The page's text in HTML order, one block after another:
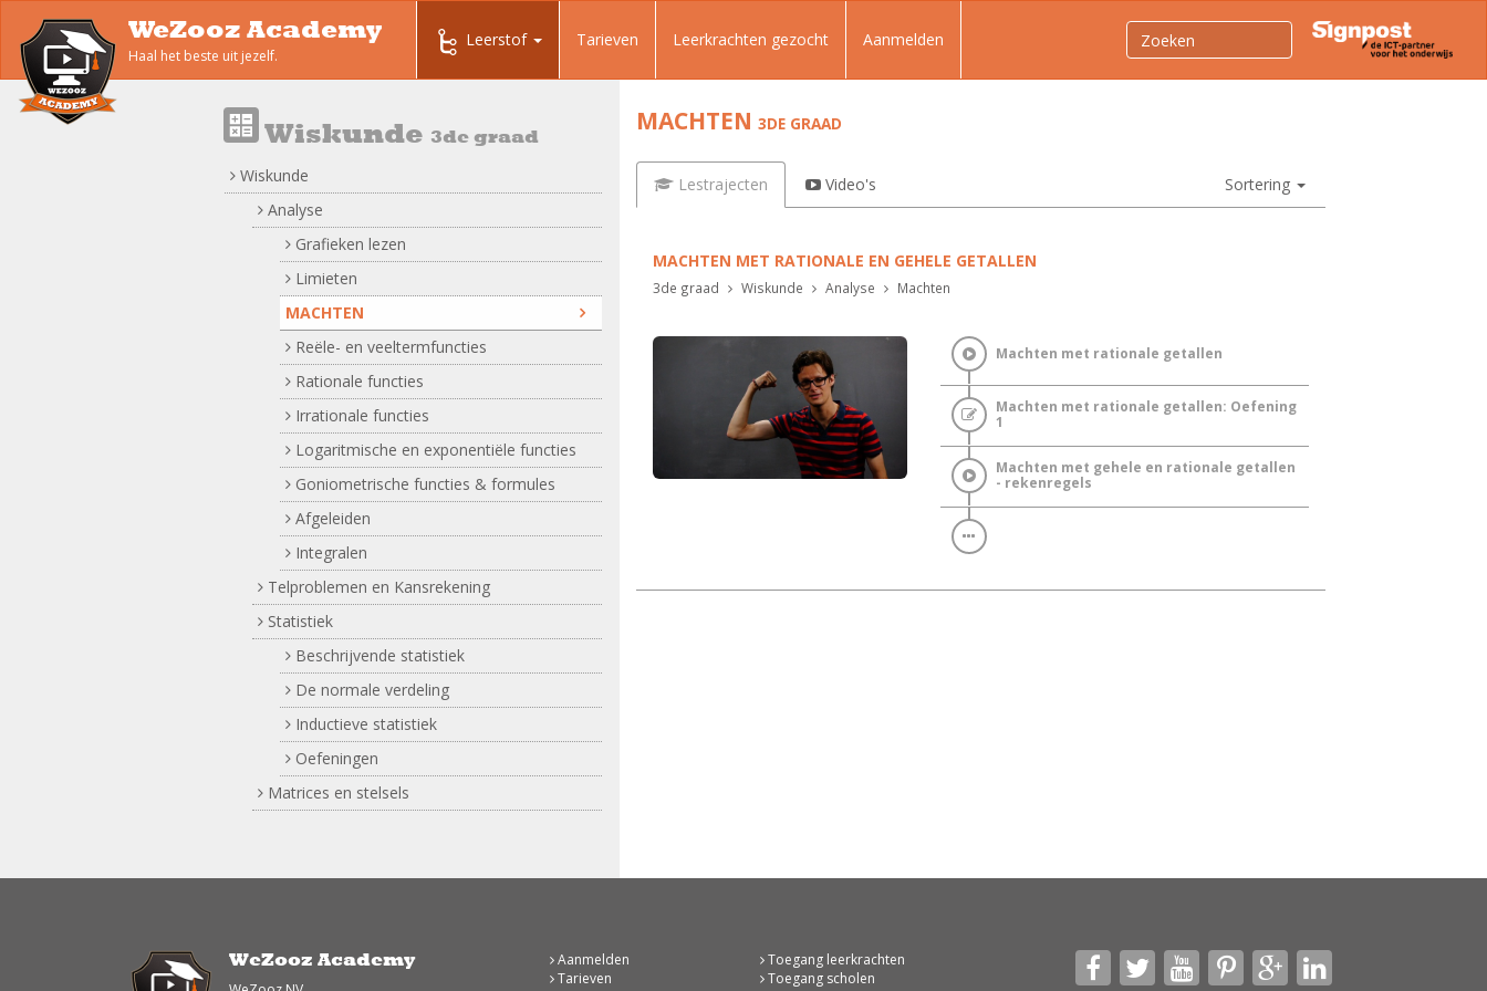
WeZooz Academy
Haal het beste uit jezelf.
Leerstof Tarieven Leerkrachten gezocht Aanmelden
Wiskunde 3de graad
Wiskunde
Analyse
Grafieken lezen
Limieten
MACHTEN
Reële- en veeltermfuncties
Rationale functies
Irrationale functies
Logaritmische en exponentiële functies
Goniometrische functies & formules
Afgeleiden
Integralen
Telproblemen en Kansrekening
Statistiek
Beschrijvende statistiek
De normale verdeling
Inductieve statistiek
Oefeningen
Matrices en stelsels
MACHTEN 3DE GRAAD
Lestrajecten Video's Sortering
MACHTEN MET RATIONALE EN GEHELE GETALLEN
3de graad Wiskunde Analyse Machten
Machten met rationale getallen
Machten met rationale getallen: Oefening
1
Machten met gehele en rationale getallen
- rekenregels
WeZooz Academy
Aanmelden
Tarieven
Toegang leerkrachten
Toegang scholen